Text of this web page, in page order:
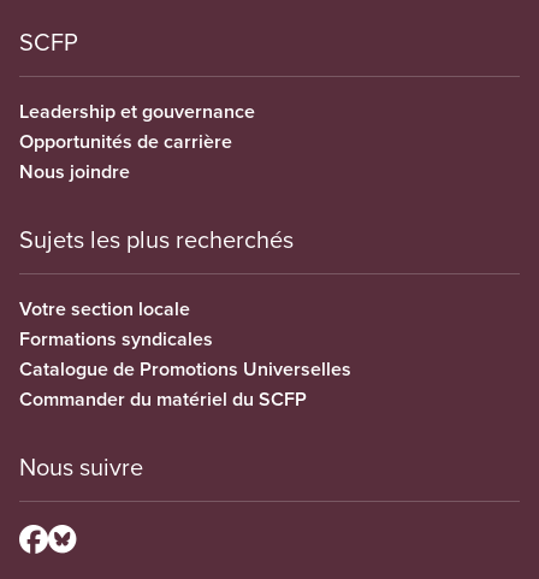
SCFP
Leadership et gouvernance
Opportunités de carrière
Nous joindre
Sujets les plus recherchés
Votre section locale
Formations syndicales
Catalogue de Promotions Universelles
Commander du matériel du SCFP
Nous suivre